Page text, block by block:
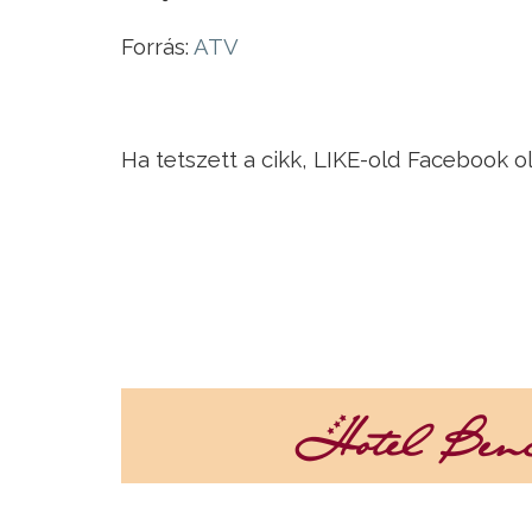
Forrás: ATV
Ha tetszett a cikk, LIKE-old Facebook